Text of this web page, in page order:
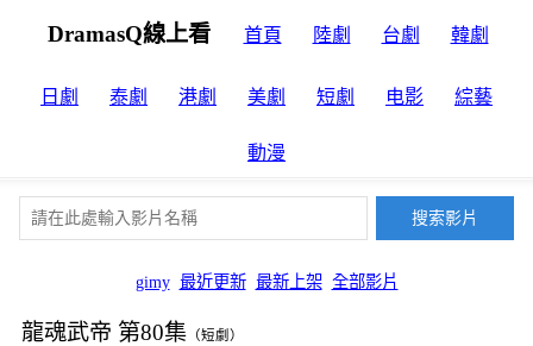
DramasQ線上看 首頁 陸劇 台劇 韓劇
日劇 泰劇 港劇 美劇 短劇 电影 綜藝
動漫
gimy 最近更新 最新上架 全部影片
龍魂武帝 第80集 （短劇）